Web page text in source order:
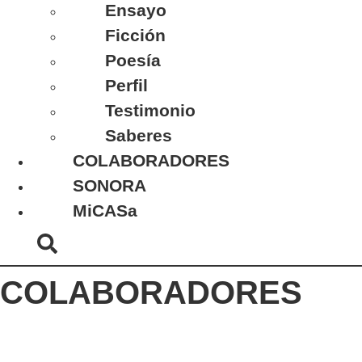
Ensayo
Ficción
Poesía
Perfil
Testimonio
Saberes
COLABORADORES
SONORA
MiCASa
COLABORADORES